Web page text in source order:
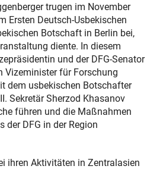
trugen im November
Ersten Deutsch-Usbekischen
Botschaft in Berlin bei,
diente. In diesem
und der DFG-Senator
Vizeminister für Forschung
dem usbekischen Botschafter
Sekretär Sherzod Khasanov
führen und die Maßnahmen
der DFG in der Region
ihren Aktivitäten in Zentralasien